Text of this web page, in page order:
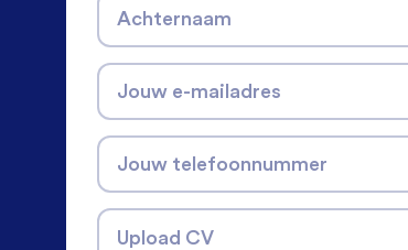
Achternaam
Jouw e-mailadres
Jouw telefoonnummer
Upload CV